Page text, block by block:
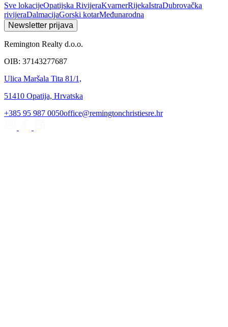
Sve lokacijeOpatijska RivijeraKvarnerRijekaIstraDubrovačka
rivijeraDalmacijaGorski kotarMeđunarodna
Newsletter prijava
Remington Realty d.o.o.
OIB: 37143277687
Ulica Maršala Tita 81/1,
51410 Opatija, Hrvatska
+385 95 987 0050office@remingtonchristiesre.hr